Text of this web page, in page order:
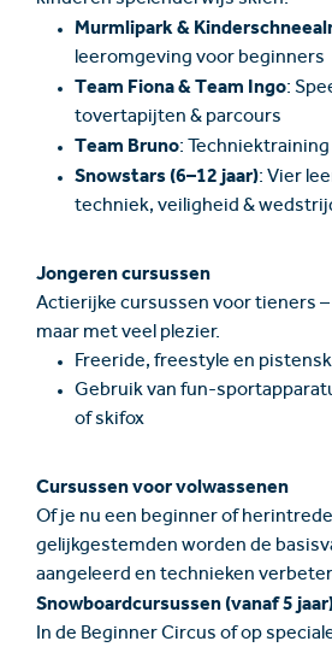
Murmlipark &
leeromgeving voor beginners
Team Fiona & Team Ingo:
tovertapijten & parcours
Team Bruno:
Snowstars (6–12 jaar): Vier
techniek, veiligheid &
Jongeren cursussen
Actierijke cursussen voor tieners
maar met veel plezier.
Freeride, freestyle en
Gebruik van fun-
of skifox
Cursussen voor volwassenen
Of je nu een beginner of
gelijkgestemden worden de
aangeleerd en technieken
Snowboardcursussen (vanaf 5
In de Beginner Circus of op